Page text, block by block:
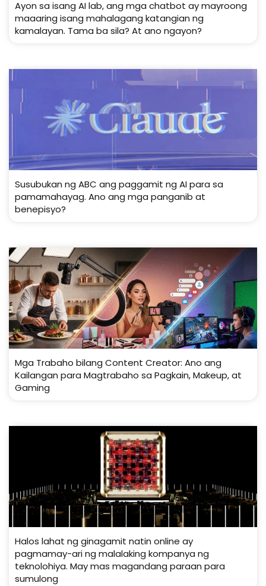
Ayon sa isang AI lab, ang mga chatbot ay mayroong
maaaring isang mahalagang katangian ng
kamalayan. Tama ba sila? At ano ngayon?
Susubukan ng ABC ang paggamit ng AI para sa
pamamahayag. Ano ang mga panganib at
benepisyo?
Mga Trabaho bilang Content Creator: Ano ang
Kailangan para Magtrabaho sa Pagkain, Makeup, at
Gaming
Halos lahat ng ginagamit natin online ay
pagmamay-ari ng malalaking kompanya ng
teknolohiya. May mas magandang paraan para
sumulong